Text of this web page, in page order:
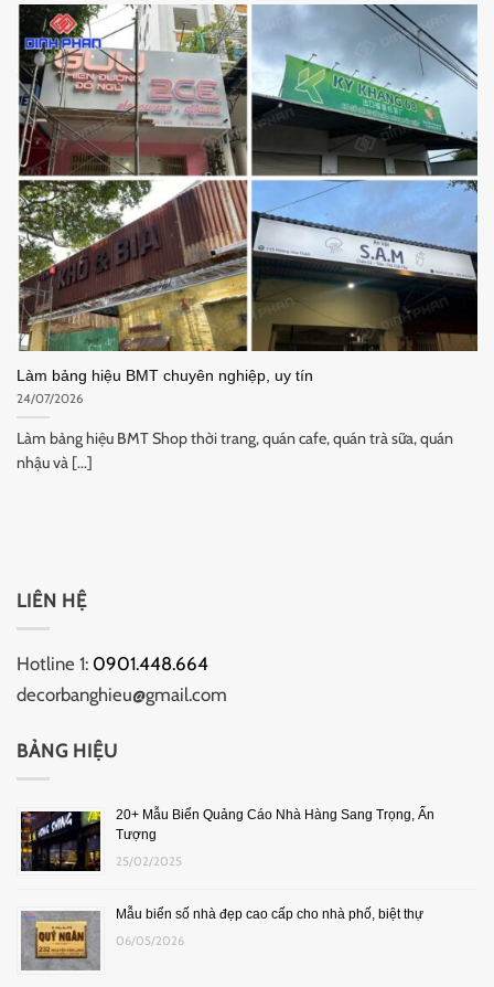
Làm bảng hiệu BMT chuyên nghiệp, uy tín
24/07/2026
Làm bảng hiệu BMT Shop thời trang, quán cafe, quán trà sữa, quán
nhậu và [...]
LIÊN HỆ
Hotline 1: 0901.448.664
decorbanghieu@gmail.com
BẢNG HIỆU
20+ Mẫu Biển Quảng Cáo Nhà Hàng Sang Trọng, Ấn
Tượng
25/02/2025
Mẫu biển số nhà đẹp cao cấp cho nhà phố, biệt thự
06/05/2026